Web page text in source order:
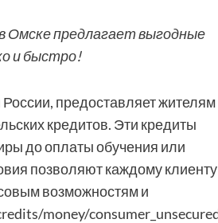
Омске предлагает выгодные
и быстро!
предоставляет жителям
кредитов. Эти кредиты
до оплаты обучения или
позволяют каждому клиенту
возможностям и
money/